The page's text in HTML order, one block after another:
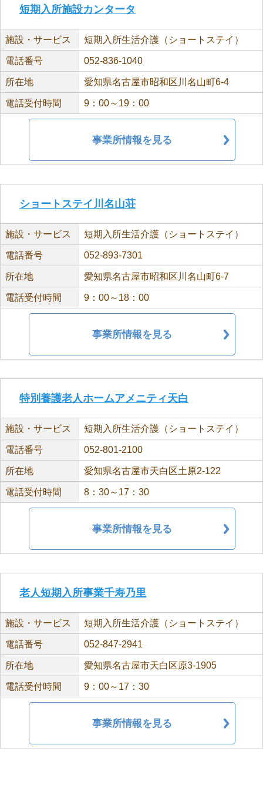
短期入所施設カンタータ
施設・サービス 短期入所生活介護（ショートステイ）
電話番号 052-836-1040
所在地 愛知県名古屋市昭和区川名山町6-4
電話受付時間 9：00～19：00
事業所情報を見る
ショートステイ川名山荘
施設・サービス 短期入所生活介護（ショートステイ）
電話番号 052-893-7301
所在地 愛知県名古屋市昭和区川名山町6-7
電話受付時間 9：00～18：00
事業所情報を見る
特別養護老人ホームアメニティ天白
施設・サービス 短期入所生活介護（ショートステイ）
電話番号 052-801-2100
所在地 愛知県名古屋市天白区土原2-122
電話受付時間 8：30～17：30
事業所情報を見る
老人短期入所事業千寿乃里
施設・サービス 短期入所生活介護（ショートステイ）
電話番号 052-847-2941
所在地 愛知県名古屋市天白区原3-1905
電話受付時間 9：00～17：30
事業所情報を見る